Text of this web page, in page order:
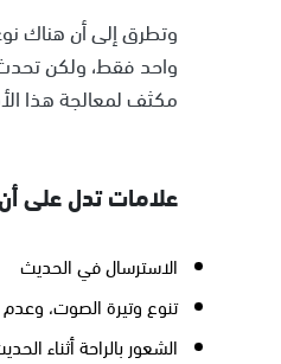
وتطرق إلى أن هناك
واحد فقط، ولكن
مكثف لمعالجة هذا
علامات تدل على
الاسترسال في الحديث
تنوع وتيرة الصوت،
الشعور بالراحة أثناء